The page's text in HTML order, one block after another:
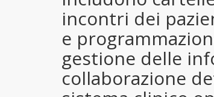
incontri dei
e
gestione delle
collaborazione